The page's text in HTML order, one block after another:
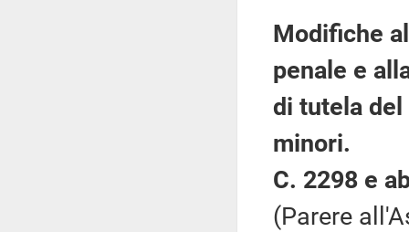
Modifiche
penale e
di tutela
minori.
C. 2298 e
(Parere